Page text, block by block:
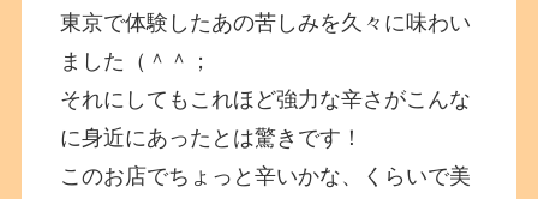
東京で体験したあの苦しみを久々に味わい
ました（＾＾；
それにしてもこれほど強力な辛さがこんな
に身近にあったとは驚きです！
このお店でちょっと辛いかな、くらいで美